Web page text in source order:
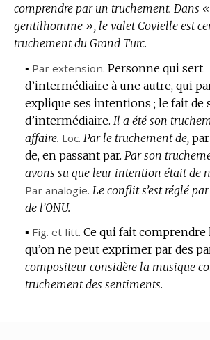
comprendre par un truchement. Dans
gentilhomme », le valet Covielle est
truchement du Grand Turc.
▪ Par extension. Personne qui sert
d’intermédiaire à une autre, qui
explique ses intentions ; le fait de
d’intermédiaire. Il a été son
affaire. Loc. Par le truchement de,
de, en passant par. Par son
avons su que leur intention était de
Par analogie. Le conflit s’est réglé
de l’ONU.
▪ Fig. et litt. Ce qui fait comprendre
qu’on ne peut exprimer par des
compositeur considère la musique
truchement des sentiments.